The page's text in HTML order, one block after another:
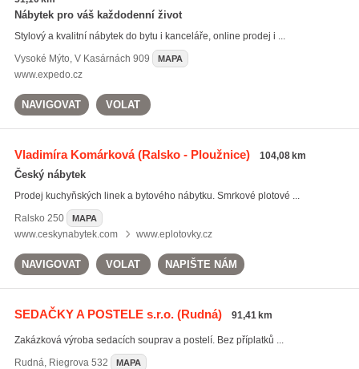
Nábytek pro váš každodenní život
Stylový a kvalitní nábytek do bytu i kanceláře, online prodej i ...
Vysoké Mýto, V Kasárnách 909 MAPA
www.expedo.cz
NAVIGOVAT VOLAT
Vladimíra Komárková(Ralsko - Ploužnice) 104,08 km
Český nábytek
Prodej kuchyňských linek a bytového nábytku. Smrkové plotové ...
Ralsko 250 MAPA
www.ceskynabytek.com www.eplotovky.cz
NAVIGOVAT VOLAT NAPIŠTE NÁM
SEDAČKY A POSTELE s.r.o.(Rudná) 91,41 km
Zakázková výroba sedacích souprav a postelí. Bez příplatků ...
Rudná, Riegrova 532 MAPA